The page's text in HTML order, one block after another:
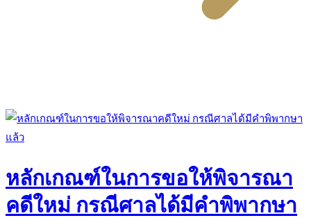
หลักเกณฑ์ในการขอให้พิจารณา
คดีใหม่ กรณีศาลได้มีคำพิพากษา